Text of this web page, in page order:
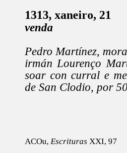
1313, xaneiro, 21
venda
Pedro Martínez,
irmán Lourenço
soar con curral e
de San Clodio, por
ACOu, Escrituras XXI, 97